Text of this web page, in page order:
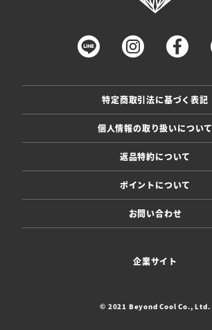
特定商取引法に基づく表記
個人情報の取り扱いについて
返品特約について
ポイントについて
お問い合わせ
企業サイト
© 2021 Beyond Cool Co., Ltd.